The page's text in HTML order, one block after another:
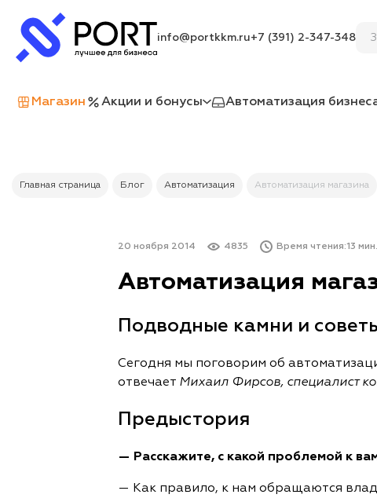
info@portkkm.ru+7 (391) 2-347-348
Магазин Акции и бонусы Автоматизация
Главная страница Блог Автоматизация Автоматизация магазина
20 ноября 2014 4835 Время чтения:13 мин.
Автоматизация
Подводные камни и
Сегодня мы поговорим об
отвечает Михаил Фирсов, специалист
Предыстория
— Расскажите, с какой проблемой к
— Как правило, к нам обращаются